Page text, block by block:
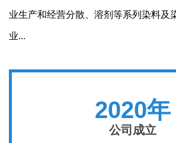
业生产和经营分散、溶剂等系列染料及
业...
2020年
公司成立